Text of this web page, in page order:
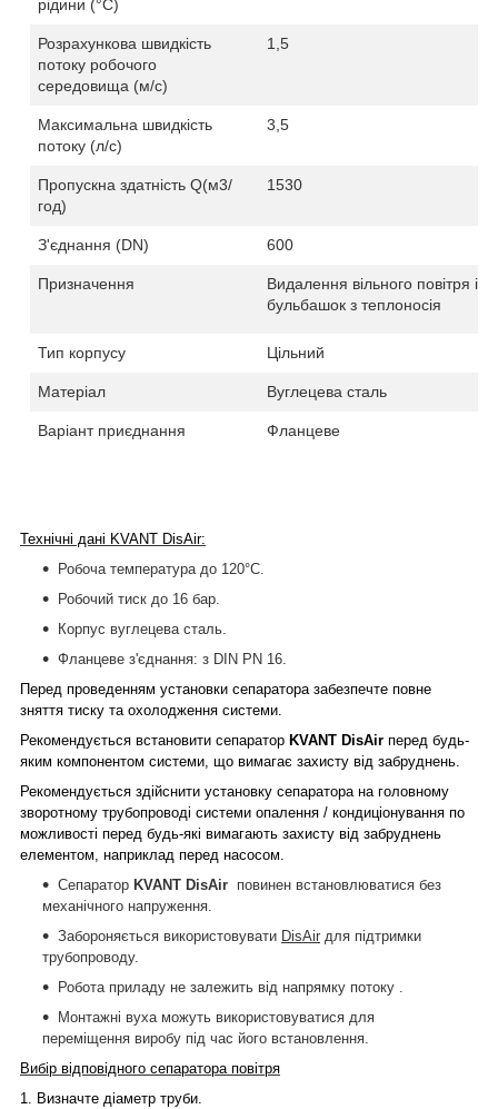
рідини (°C)
Розрахункова швидкість
потоку робочого
середовища (м/с)
1,5
Максимальна швидкість
потоку (л/c)
3,5
Пропускна здатність Q(м3/
год)
1530
З'єднання (DN) 600
Призначення
Видалення вільного повітря і
бульбашок з теплоносія
Тип корпусу Цільний
Матеріал Вуглецева сталь
Варіант приєднання Фланцеве
Технічні дані KVANT DisAir:
Робоча температура до 120°С.
Робочий тиск до 16 бар.
Корпус вуглецева сталь.
Фланцеве з'єднання: з DIN PN 16.
Перед проведенням установки сепаратора забезпечте повне
зняття тиску та охолодження системи.
Рекомендується встановити сепаратор KVANT DisAir перед будь-
яким компонентом системи, що вимагає захисту від забруднень.
Рекомендується здійснити установку сепаратора на головному
зворотному трубопроводі системи опалення / кондиціонування по
можливості перед будь-які вимагають захисту від забруднень
елементом, наприклад перед насосом.
Сепаратор KVANT DisAir повинен встановлюватися без
механічного напруження.
Забороняється використовувати DisAir для підтримки
трубопроводу.
Робота приладу не залежить від напрямку потоку .
Монтажні вуха можуть використовуватися для
переміщення виробу під час його встановлення.
Вибір відповідного сепаратора повітря
1. Визначте діаметр труби.